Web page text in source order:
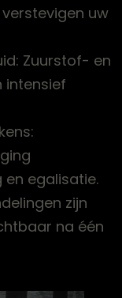
uw
Zuurstof- en
intensief
en egalisatie.
zijn
na één